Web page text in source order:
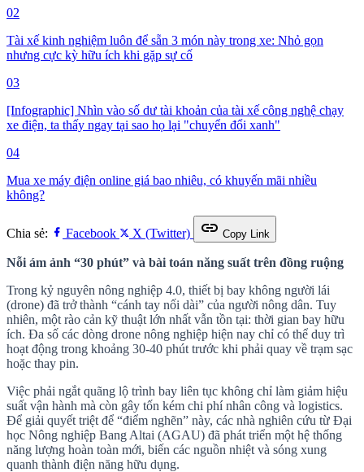
02
Tài xế kinh nghiệm luôn để sẵn 3 món này trong xe: Nhỏ gọn
nhưng cực kỳ hữu ích khi gặp sự cố
03
[Infographic] Nhìn vào số dư tài khoản của tài xế công nghệ chạy
xe điện, ta thấy ngay tại sao họ lại "chuyển đổi xanh"
04
Mua xe máy điện online giá bao nhiêu, có khuyến mãi nhiều
không?
Chia sẻ: Facebook X (Twitter) link Copy Link
Nỗi ám ảnh “30 phút” và bài toán năng suất trên đồng ruộng
Trong kỷ nguyên nông nghiệp 4.0, thiết bị bay không người lái
(drone) đã trở thành “cánh tay nối dài” của người nông dân. Tuy
nhiên, một rào cản kỹ thuật lớn nhất vẫn tồn tại: thời gian bay hữu
ích. Đa số các dòng drone nông nghiệp hiện nay chỉ có thể duy trì
hoạt động trong khoảng 30-40 phút trước khi phải quay về trạm sạc
hoặc thay pin.
Việc phải ngắt quãng lộ trình bay liên tục không chỉ làm giảm hiệu
suất vận hành mà còn gây tốn kém chi phí nhân công và logistics.
Để giải quyết triệt để “điểm nghẽn” này, các nhà nghiên cứu từ Đại
học Nông nghiệp Bang Altai (AGAU) đã phát triển một hệ thống
năng lượng hoàn toàn mới, biến các nguồn nhiệt và sóng xung
quanh thành điện năng hữu dụng.